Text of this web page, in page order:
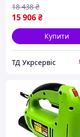
15 906₴
18 438 ₴
Купити
ТД Укрсервіс